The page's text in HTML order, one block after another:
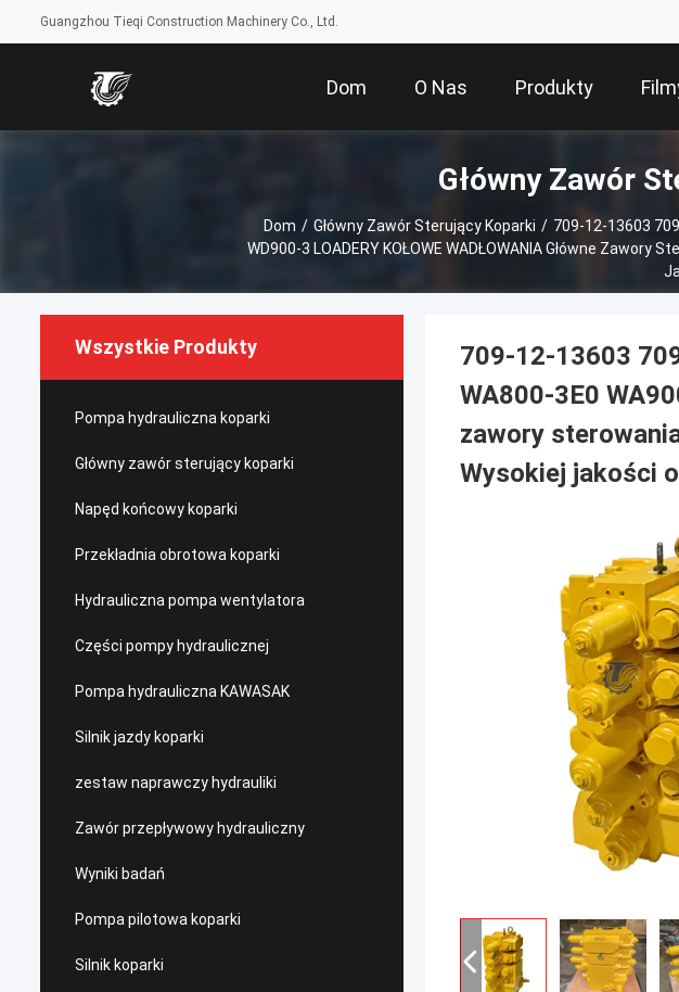
Guangzhou Tieqi Construction Machinery Co., Ltd.
Dom O Nas Produkty
Główny Zawór
Dom / Główny Zawór Sterujący Koparki / 709-12-13603
WD900-3 LOADERY KOŁOWE WADŁOWANIA Główne
Wszystkie Produkty
Pompa hydrauliczna koparki
Główny zawór sterujący koparki
Napęd końcowy koparki
Przekładnia obrotowa koparki
Hydrauliczna pompa wentylatora
Części pompy hydraulicznej
Pompa hydrauliczna KAWASAK
Silnik jazdy koparki
zestaw naprawczy hydrauliki
Zawór przepływowy hydrauliczny
Wyniki badań
Pompa pilotowa koparki
Silnik koparki
709-12-13603
WA800-3E0
zawory
Wysokiej jakości